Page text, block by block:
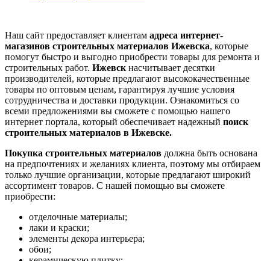
Наш сайт предоставляет клиентам адреса интернет-
магазинов строительных материалов Ижевска, которые
помогут быстро и выгодно приобрести товары для ремонта и
строительных работ. Ижевск насчитывает десятки
производителей, которые предлагают высококачественные
товары по оптовым ценам, гарантируя лучшие условия
сотрудничества и доставки продукции. Ознакомиться со
всеми предложениями вы сможете с помощью нашего
интернет портала, который обеспечивает надежный поиск
строительных материалов в Ижевске.
Покупка строительных материалов должна быть основана
на предпочтениях и желаниях клиента, поэтому мы отбираем
только лучшие организации, которые предлагают широкий
ассортимент товаров. С нашей помощью вы сможете
приобрести:
отделочные материалы;
лаки и краски;
элементы декора интерьера;
обои;